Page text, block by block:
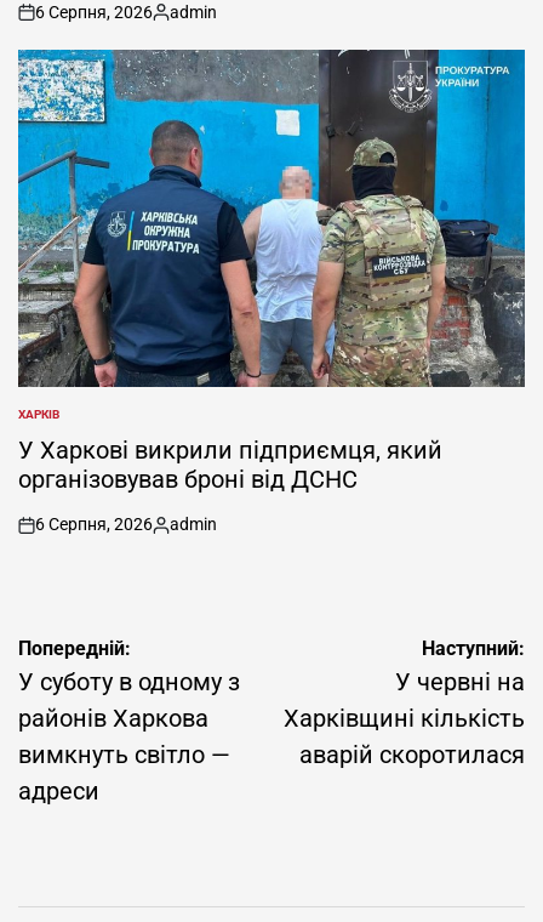
on
6 Серпня, 2026
Опубліковано
admin
ОПУБЛІКУВАТИ
У
ХАРКІВ
У Харкові викрили підприємця, який
організовував броні від ДСНС
on
6 Серпня, 2026
Опубліковано
admin
Навігація
записів
Попередній:
У суботу в одному з
районів Харкова
вимкнуть світло —
адреси
Наступний:
У червні на
Харківщині кількість
аварій скоротилася